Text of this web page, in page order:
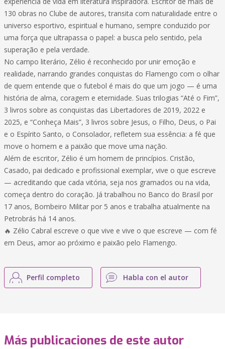
130 obras no Clube de autores, transita com naturalidade entre o
universo esportivo, espiritual e humano, sempre conduzido por
uma força que ultrapassa o papel: a busca pelo sentido, pela
superação e pela verdade.
No campo literário, Zélio é reconhecido por unir emoção e
realidade, narrando grandes conquistas do Flamengo com o olhar
de quem entende que o futebol é mais do que um jogo — é uma
história de alma, coragem e eternidade. Suas trilogias “Até o Fim”,
3 livros sobre as conquistas das Libertadores de 2019, 2022 e
2025, e “Conheça Mais”, 3 livros sobre Jesus, o Filho, Deus, o Pai
e o Espírito Santo, o Consolador, refletem sua essência: a fé que
move o homem e a paixão que move uma nação.
Além de escritor, Zélio é um homem de princípios. Cristão,
Casado, pai dedicado e profissional exemplar, vive o que escreve
— acreditando que cada vitória, seja nos gramados ou na vida,
começa dentro do coração. Já trabalhou no Banco do Brasil por
17 anos, Bombeiro Militar por 5 anos e trabalha atualmente na
Petrobrás há 14 anos.
🔥 Zélio Cabral escreve o que vive e vive o que escreve — com fé
em Deus, amor ao próximo e paixão pelo Flamengo.
Perfil completo Habla con el autor
Más publicaciones de este autor